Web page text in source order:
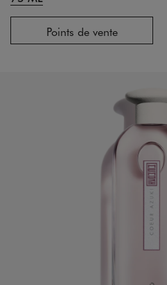
Points de vente